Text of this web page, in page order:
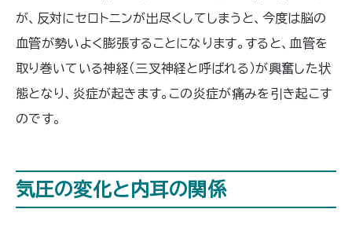
が、反対にセロトニンが出尽くしてしまうと、今度は脳の
血管が勢いよく膨張することになります。すると、血管を
取り巻いている神経（三叉神経と呼ばれる）が興奮した状
態となり、炎症が起きます。この炎症が痛みを引き起こす
のです。
気圧の変化と内耳の関係